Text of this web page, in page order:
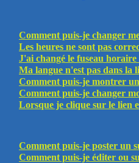
Comment puis-je changer
Les heures ne sont pas
J'ai changé le fuseau
Ma langue n'est pas dans la
Comment puis-je montrer
Comment puis-je changer
Lorsque je clique sur le lien
Comment puis-je poster un
Comment puis-je éditer ou